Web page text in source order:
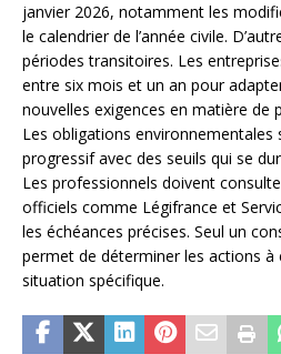
janvier 2026, notamment les
le calendrier de l’année civile.
périodes transitoires. Les
entre six mois et un an pour
nouvelles exigences en matière de
Les obligations environnementales
progressif avec des seuils qui se
Les professionnels doivent
officiels comme Légifrance et
les échéances précises. Seul un
permet de déterminer les actions à
situation spécifique.